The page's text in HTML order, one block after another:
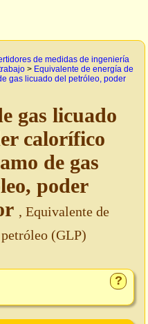
de medidas de ingeniería
> Equivalente de energía de
gas licuado del petróleo, poder
gas licuado
calorífico
de gas
poder
, Equivalente de
(GLP)
?